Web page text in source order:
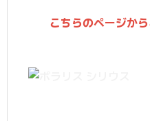
こちらのページか